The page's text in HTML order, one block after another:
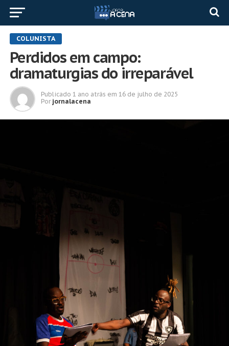
COLUNISTA
Perdidos em campo:
dramaturgias do irreparável
Publicado 1 ano atrás em 16 de julho de 2025
Por jornalacena